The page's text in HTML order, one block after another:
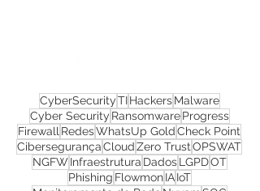
CyberSecurityTIHackersMalware
Cyber SecurityRansomwareProgress
FirewallRedesWhatsUp Gold Check Point
CibersegurançaCloudZero Trust